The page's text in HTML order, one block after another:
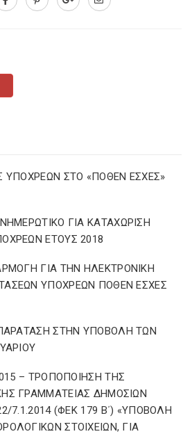
ΥΠΟΧΡΕΩΝ ΣΤΟ «ΠΟΘΕΝ ΕΣΧΕΣ»
ΓΙΑ ΚΑΤΑΧΩΡΙΣΗ
ΕΤΟΥΣ 2018
ΓΙΑ ΤΗΝ ΗΛΕΚΤΡΟΝΙΚΗ
ΥΠΟΧΡΕΩΝ ΠΟΘΕΝ ΕΣΧΕΣ
ΣΤΗΝ ΥΠΟΒΟΛΗ ΤΩΝ
– ΤΡΟΠΟΠΟΙΗΣΗ ΤΗΣ
ΓΡΑΜΜΑΤΕΙΑΣ ΔΗΜΟΣΙΩΝ
7.1.2014 (ΦΕΚ 179 Β΄) «ΥΠΟΒΟΛΗ
ΣΤΟΙΧΕΙΩΝ, ΓΙΑ